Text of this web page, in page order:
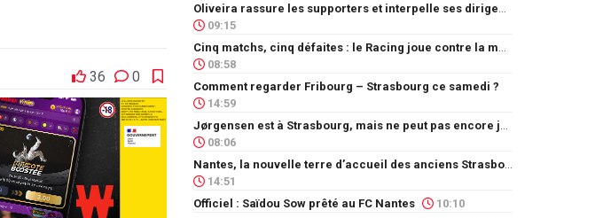
36 0
09:15
08:58
Comment regarder Fribourg – Strasbourg ce samedi ?
14:59
08:06
14:51
Officiel : Saïdou Sow prêté au FC Nantes
10:10